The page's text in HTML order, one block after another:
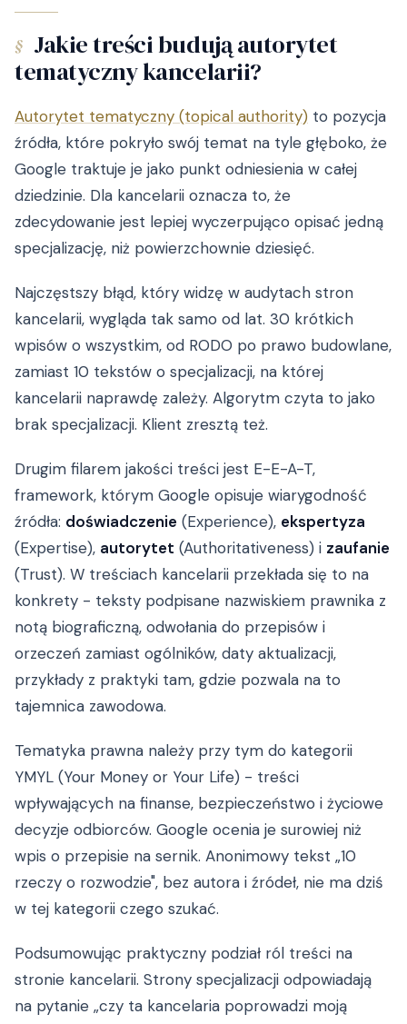
§ Jakie treści budują autorytet
tematyczny kancelarii?
Autorytet tematyczny (topical authority) to pozycja
źródła, które pokryło swój temat na tyle głęboko, że
Google traktuje je jako punkt odniesienia w całej
dziedzinie. Dla kancelarii oznacza to, że
zdecydowanie jest lepiej wyczerpująco opisać jedną
specjalizację, niż powierzchownie dziesięć.
Najczęstszy błąd, który widzę w audytach stron
kancelarii, wygląda tak samo od lat. 30 krótkich
wpisów o wszystkim, od RODO po prawo budowlane,
zamiast 10 tekstów o specjalizacji, na której
kancelarii naprawdę zależy. Algorytm czyta to jako
brak specjalizacji. Klient zresztą też.
Drugim filarem jakości treści jest E-E-A-T,
framework, którym Google opisuje wiarygodność
źródła: doświadczenie (Experience), ekspertyza
(Expertise), autorytet (Authoritativeness) i zaufanie
(Trust). W treściach kancelarii przekłada się to na
konkrety - teksty podpisane nazwiskiem prawnika z
notą biograficzną, odwołania do przepisów i
orzeczeń zamiast ogólników, daty aktualizacji,
przykłady z praktyki tam, gdzie pozwala na to
tajemnica zawodowa.
Tematyka prawna należy przy tym do kategorii
YMYL (Your Money or Your Life) - treści
wpływających na finanse, bezpieczeństwo i życiowe
decyzje odbiorców. Google ocenia je surowiej niż
wpis o przepisie na sernik. Anonimowy tekst „10
rzeczy o rozwodzie", bez autora i źródeł, nie ma dziś
w tej kategorii czego szukać.
Podsumowując praktyczny podział ról treści na
stronie kancelarii. Strony specjalizacji odpowiadają
na pytanie „czy ta kancelaria poprowadzi moją